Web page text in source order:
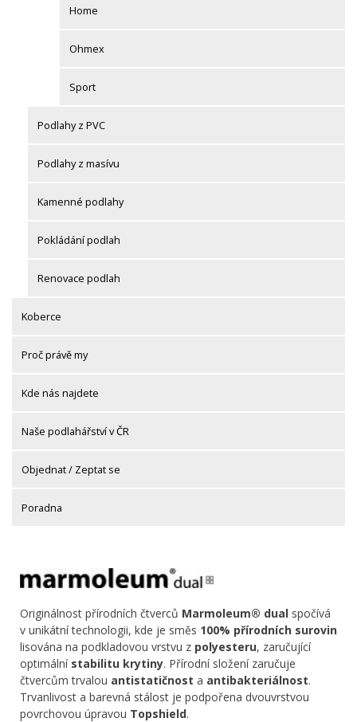
Home
Ohmex
Sport
Podlahy z PVC
Podlahy z masívu
Kamenné podlahy
Pokládání podlah
Renovace podlah
Koberce
Proč právě my
Kde nás najdete
Naše podlahářství v ČR
Objednat / Zeptat se
Poradna
Originálnost přírodních čtverců Marmoleum® dual spočívá
v unikátní technologii, kde je směs 100% přírodních surovin
lisována na podkladovou vrstvu z polyesteru, zaručující
optimální stabilitu krytiny. Přírodní složení zaručuje
čtvercům trvalou antistatičnost a antibakteriálnost.
Trvanlivost a barevná stálost je podpořena dvouvrstvou
povrchovou úpravou Topshield.